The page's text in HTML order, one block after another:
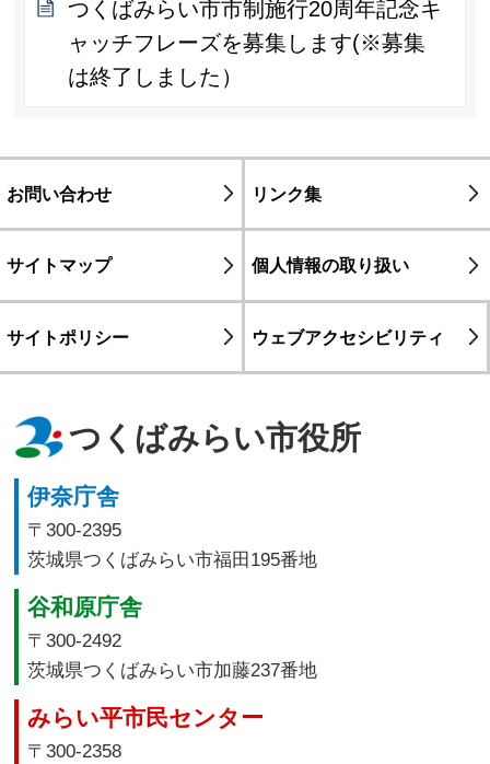
つくばみらい市市制施行20周年記念キ
ャッチフレーズを募集します(※募集
は終了しました）
お問い合わせ リンク集
サイトマップ 個人情報の取り扱い
サイトポリシー ウェブアクセシビリティ
つくばみらい市役所
伊奈庁舎
〒300-2395
茨城県つくばみらい市福田195番地
谷和原庁舎
〒300-2492
茨城県つくばみらい市加藤237番地
みらい平市民センター
〒300-2358